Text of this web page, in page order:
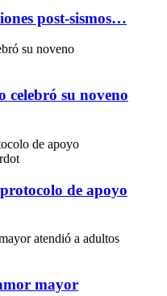
post-sismos…
celebró su noveno
de apoyo
mayor